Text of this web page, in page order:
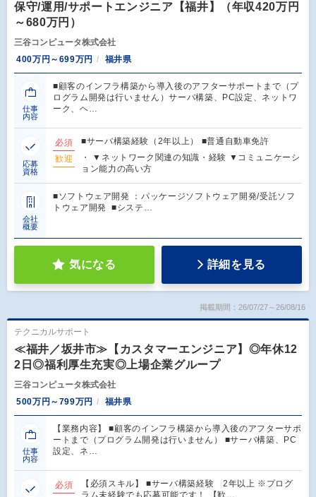
保守/運用/サポートエンジニア【福井】（年収420万円
～680万円）
三谷コンピュータ株式会社
400万円～699万円
福井県
仕事
内容
■顧客のインフラ構築から導入後のアフターサポートまで（プ
ログラム開発は行いません）サーバ構築、PC設定、ネットワ
ーク、ヘ…
応募
資格
必須
■サーバ構築経験（2年以上） ■普通自動車免許
歓迎
・ ▼ネットワーク関連の知識・経験 ▼コミュニケーシ
ョン能力の高い方
会社
概要
■ソフトウェア開発 ：パッケージソフトウェア開発/受託ソフ
トウェア開発 ■システ…
気になる 詳細を見る
掲載期間：26/07/27～26/08/16
テクニカルサポート
≪福井／坂井市≫【カスタマーエンジニア】◎年休12
2日◎福利厚生充実◎上場企業グループ
三谷コンピュータ株式会社
500万円～799万円
福井県
仕事
内容
【業務内容】 ■顧客のインフラ構築から導入後のアフターサポ
ートまで（プログラム開発は行いません） ■サーバ構築、PC
設定、ネ…
必須
【必須スキル】 ■サーバ構築経験 2年以上 ※プログ